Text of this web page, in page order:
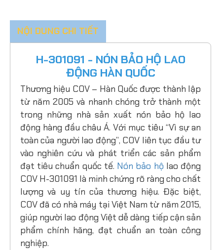
NỘI DUNG CHI TIẾT
H-301091 - NÓN BẢO HỘ LAO
ĐỘNG HÀN QUỐC
Thương hiệu COV – Hàn Quốc được thành lập
từ năm 2005 và nhanh chóng trở thành một
trong những nhà sản xuất nón bảo hộ lao
động hàng đầu châu Á. Với mục tiêu “Vì sự an
toàn của người lao động”, COV liên tục đầu tư
vào nghiên cứu và phát triển các sản phẩm
đạt tiêu chuẩn quốc tế. Nón bảo hộ lao động
COV H-301091 là minh chứng rõ ràng cho chất
lượng và uy tín của thương hiệu. Đặc biệt,
COV đã có nhà máy tại Việt Nam từ năm 2015,
giúp người lao động Việt dễ dàng tiếp cận sản
phẩm chính hãng, đạt chuẩn an toàn công
nghiệp.